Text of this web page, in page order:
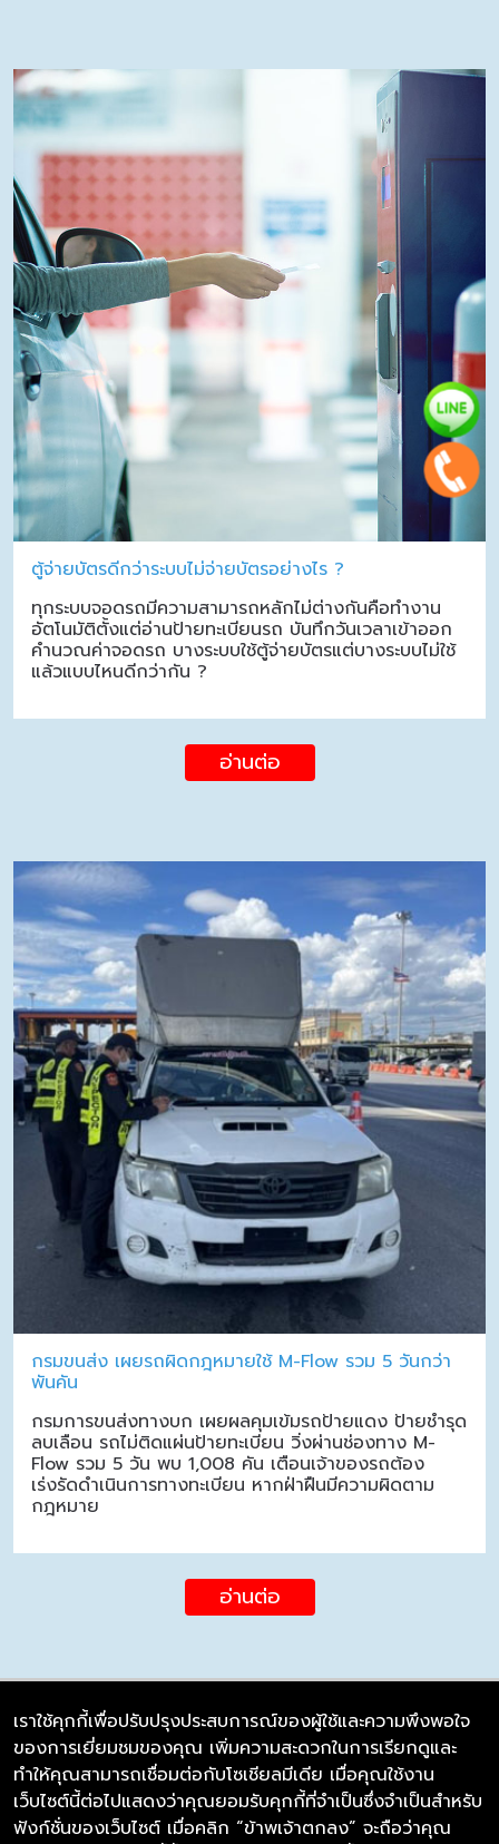
ตู้จ่ายบัตรดีกว่าระบบไม่จ่ายบัตรอย่างไร ?
ทุกระบบจอดรถมีความสามารถหลักไม่ต่างกันคือทำงาน
อัตโนมัติตั้งแต่อ่านป้ายทะเบียนรถ บันทึกวันเวลาเข้าออก
คำนวณค่าจอดรถ บางระบบใช้ตู้จ่ายบัตรแต่บางระบบไม่ใช้
แล้วแบบไหนดีกว่ากัน ?
อ่านต่อ
กรมขนส่ง เผยรถผิดกฎหมายใช้ M-Flow รวม 5 วันกว่า
พันคัน
กรมการขนส่งทางบก เผยผลคุมเข้มรถป้ายแดง ป้ายชำรุด
ลบเลือน รถไม่ติดแผ่นป้ายทะเบียน วิ่งผ่านช่องทาง M-
Flow รวม 5 วัน พบ 1,008 คัน เตือนเจ้าของรถต้อง
เร่งรัดดำเนินการทางทะเบียน หากฝ่าฝืนมีความผิดตาม
กฎหมาย
อ่านต่อ
บริษัท ซิมลิงค์ จำกัด
98/226 Bangrakyai-Baanmai Road,
Bangyai, Nonthaburi 11140
เราใช้คุกกี้เพื่อปรับปรุงประสบการณ์ของผู้ใช้และความพึงพอใจ
ของการเยี่ยมชมของคุณ เพิ่มความสะดวกในการเรียกดูและ
ทำให้คุณสามารถเชื่อมต่อกับโซเชียลมีเดีย เมื่อคุณใช้งาน
เว็บไซต์นี้ต่อไปแสดงว่าคุณยอมรับคุกกี้ที่จำเป็นซึ่งจำเป็นสำหรับ
ฟังก์ชั่นของเว็บไซต์ เมื่อคลิก “ข้าพเจ้าตกลง” จะถือว่าคุณ